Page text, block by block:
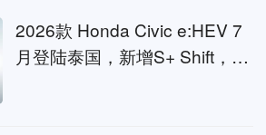
2026款 Honda Civic e:HEV 7
月登陆泰国，新增S+ Shift，大